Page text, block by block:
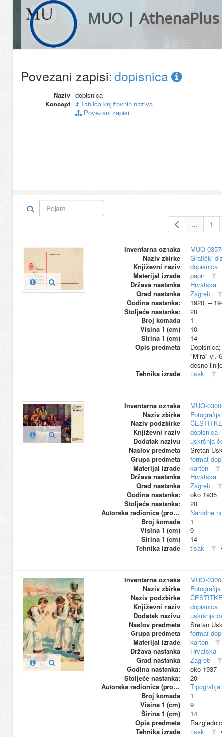
MUO | AthenaPlus
Povezani zapisi:dopisnica
Naziv dopisnica
Koncept
Tablica književnih naziva
Povezani zapisi
… 1
Inventarna oznaka
MUO-
Naziv zbirke
Grafički
Književni naziv
dopisnica
Materijal izrade
papir
Država nastanka
Hrvatska
Grad nastanka
Zagreb
Godina nastanka:
1920. –
Stoljeće nastanka:
20
Broj komada
1
Visina 1 (cm)
10
Širina 1 (cm)
14
Opis predmeta
"Mira" vl.
desno
Tehnika izrade
tisak
Inventarna oznaka
MUO-
Naziv zbirke
Naziv podzbirke
ČESTITKE
Književni naziv
dopisnica
Dodatak nazivu
uskršnja
Naslov predmeta
Sretan
Grupa predmeta
format
Materijal izrade
karton
Država nastanka
Hrvatska
Grad nastanka
Zagreb
Godina nastanka:
oko 1935
Stoljeće nastanka:
20
Autorska radionica (proizvođač)
Narodne
Broj komada
1
Visina 1 (cm)
9
Širina 1 (cm)
14
Tehnika izrade
tisak
Inventarna oznaka
MUO-
Naziv zbirke
Naziv podzbirke
ČESTITKE
Književni naziv
dopisnica
Dodatak nazivu
uskršnja
Naslov predmeta
Sretan
Grupa predmeta
format
Materijal izrade
karton
Država nastanka
Hrvatska
Grad nastanka
Zagreb
Godina nastanka:
oko 1937
Stoljeće nastanka:
20
Autorska radionica (proizvođač)
Broj komada
1
Visina 1 (cm)
9
Širina 1 (cm)
14
Opis predmeta
Tehnika izrade
tisak